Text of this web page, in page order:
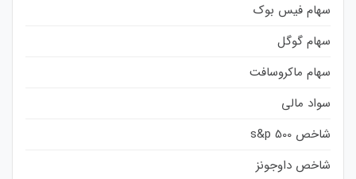
سهام فیس بوک
سهام گوگل
سهام ماکروسافت
سواد مالی
شاخص s&p 500
شاخص داوجونز